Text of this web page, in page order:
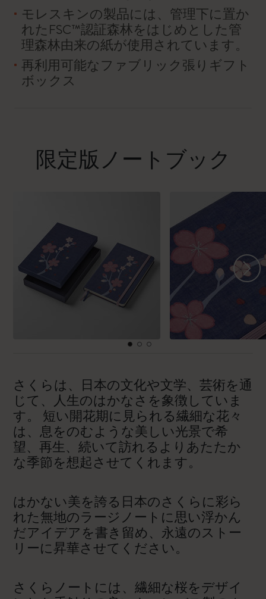
モレスキンの製品には、管理下に置か
れたFSC™認証森林をはじめとした管
理森林由来の紙が使用されています。
再利用可能なファブリック張りギフト
ボックス
限定版ノートブック
さくらは、日本の文化や文学、芸術を通
じて、人生のはかなさを象徴していま
す。 短い開花期に見られる繊細な花々
は、息をのむような美しい光景で希
望、再生、続いて訪れるよりあたたか
な季節を想起させてくれます。
はかない美を誇る日本のさくらに彩ら
れた無地のラージノートに思い浮かん
だアイデアを書き留め、永遠のストー
リーに昇華させてください。
さくらノートには、繊細な桜をデザイ